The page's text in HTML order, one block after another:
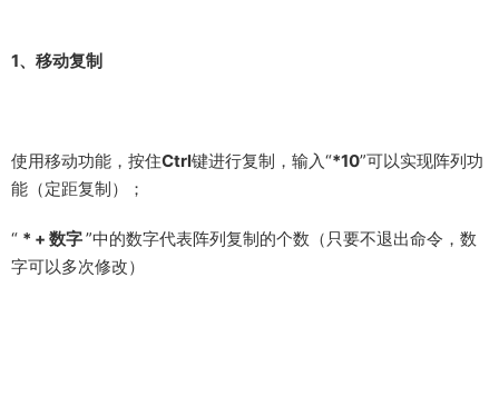
1、移动复制
使用移动功能，按住Ctrl键进行复制，输入“*10”可以实现阵列功
能（定距复制）；
“ * + 数字”中的数字代表阵列复制的个数（只要不退出命令，数
字可以多次修改）